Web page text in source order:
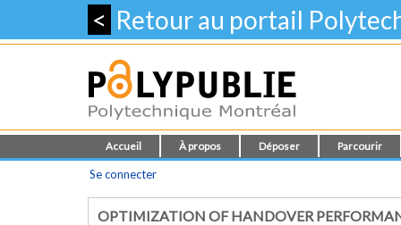
< Retour au portail
Accueil À propos Déposer Parcourir
Se connecter
OPTIMIZATION OF HANDOVER